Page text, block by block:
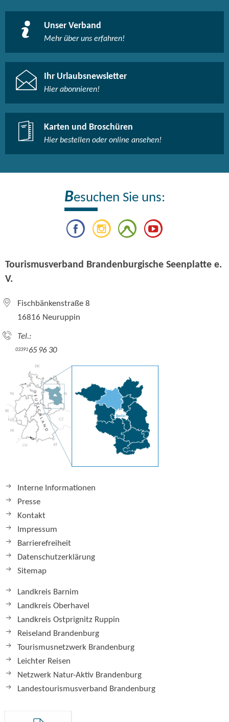
Unser Verband
Mehr über uns erfahren!
Ihr Urlaubsnewsletter
Hier abonnieren!
Karten und Broschüren
Hier bestellen oder online ansehen!
Besuchen Sie uns:
Tourismusverband Brandenburgische Seenplatte e.
V.
Fischbänkenstraße 8
16816 Neuruppin
Tel.:
0339165 96 30
Interne Informationen
Presse
Kontakt
Impressum
Barrierefreiheit
Datenschutzerklärung
Sitemap
Landkreis Barnim
Landkreis Oberhavel
Landkreis Ostprignitz Ruppin
Reiseland Brandenburg
Tourismusnetzwerk Brandenburg
Leichter Reisen
Netzwerk Natur-Aktiv Brandenburg
Landestourismusverband Brandenburg